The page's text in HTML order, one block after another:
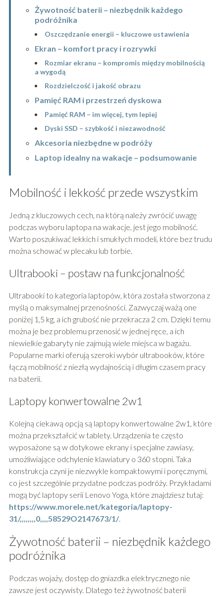
Żywotność baterii – niezbędnik każdego
podróżnika
Oszczędzanie energii – kluczowe ustawienia
Ekran – komfort pracy i rozrywki
Rozmiar ekranu – kompromis między mobilnością
a wygodą
Rozdzielczość i jakość obrazu
Pamięć RAM i przestrzeń dyskowa
Pamięć RAM – im więcej, tym lepiej
Dyski SSD – szybkość i niezawodność
Akcesoria niezbędne w podróży
Laptop idealny na wakacje – podsumowanie
Mobilność i lekkość przede wszystkim
Jedną z kluczowych cech, na którą należy zwrócić uwagę
podczas wyboru laptopa na wakacje, jest jego mobilność.
Warto poszukiwać lekkich i smukłych modeli, które bez trudu
można schować w plecaku lub torbie.
Ultrabooki – postaw na funkcjonalność
Ultrabooki to kategoria laptopów, która została stworzona z
myślą o maksymalnej przenośności. Zazwyczaj ważą one
poniżej 1,5 kg, a ich grubość nie przekracza 2 cm. Dzięki temu
można je bez problemu przenosić w jednej ręce, a ich
niewielkie gabaryty nie zajmują wiele miejsca w bagażu.
Popularne marki oferują szeroki wybór ultrabooków, które
łączą mobilność z niezłą wydajnością i długim czasem pracy
na baterii.
Laptopy konwertowalne 2w1
Kolejną ciekawą opcją są laptopy konwertowalne 2w1, które
można przekształcić w tablety. Urządzenia te często
wyposażone są w dotykowe ekrany i specjalne zawiasy,
umożliwiające odchylenie klawiatury o 360 stopni. Taka
konstrukcja czyni je niezwykle kompaktowymi i poręcznymi,
co jest szczególnie przydatne podczas podróży. Przykładami
mogą być laptopy serii Lenovo Yoga, które znajdziesz tutaj:
https://www.morele.net/kategoria/laptopy-
31/,,,,,,,,0,,,,58529O2147673/1/.
Żywotność baterii – niezbędnik każdego
podróżnika
Podczas wojaży, dostęp do gniazdka elektrycznego nie
zawsze jest oczywisty. Dlatego też żywotność baterii